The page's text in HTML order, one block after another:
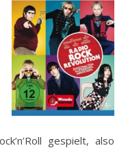
gespielt, also